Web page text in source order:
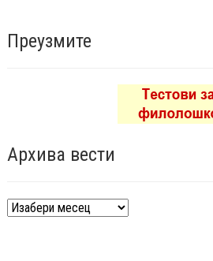
Преузмите
Архива вести
Архива